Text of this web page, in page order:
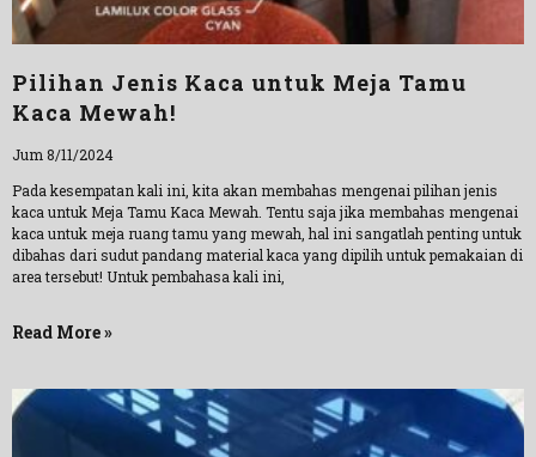
Pilihan Jenis Kaca untuk Meja Tamu
Kaca Mewah!
Jum 8/11/2024
Pada kesempatan kali ini, kita akan membahas mengenai pilihan jenis
kaca untuk Meja Tamu Kaca Mewah. Tentu saja jika membahas mengenai
kaca untuk meja ruang tamu yang mewah, hal ini sangatlah penting untuk
dibahas dari sudut pandang material kaca yang dipilih untuk pemakaian di
area tersebut! Untuk pembahasa kali ini,
Read More »